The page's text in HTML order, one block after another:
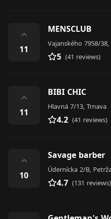
⌃
11
MENSCLUB
5 (41 reviews)
⌃
11
BIBI CHIC
Hlavná 7/13, Trnava
4.2 (41 reviews)
⌃
10
Savage barber
Údernícka 2/B,
4.7 (131 reviews)